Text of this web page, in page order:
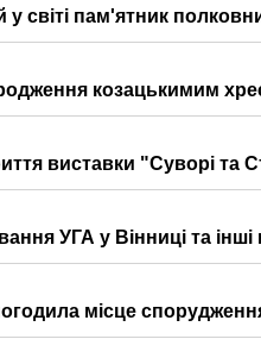
у світі пам'ятник
козацькимим
виставки "Суворі та
УГА у Вінниці та інші
місце